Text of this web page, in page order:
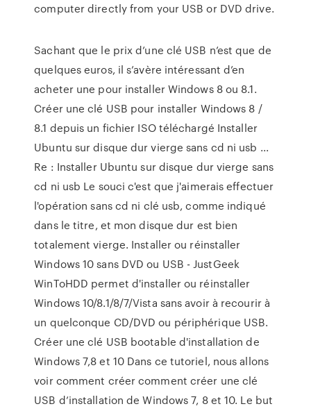
computer directly from your USB or DVD drive.
Sachant que le prix d’une clé USB n’est que de
quelques euros, il s’avère intéressant d’en
acheter une pour installer Windows 8 ou 8.1.
Créer une clé USB pour installer Windows 8 /
8.1 depuis un fichier ISO téléchargé Installer
Ubuntu sur disque dur vierge sans cd ni usb ...
Re : Installer Ubuntu sur disque dur vierge sans
cd ni usb Le souci c'est que j'aimerais effectuer
l'opération sans cd ni clé usb, comme indiqué
dans le titre, et mon disque dur est bien
totalement vierge. Installer ou réinstaller
Windows 10 sans DVD ou USB - JustGeek
WinToHDD permet d'installer ou réinstaller
Windows 10/8.1/8/7/Vista sans avoir à recourir à
un quelconque CD/DVD ou périphérique USB.
Créer une clé USB bootable d'installation de
Windows 7,8 et 10 Dans ce tutoriel, nous allons
voir comment créer comment créer une clé
USB d’installation de Windows 7, 8 et 10. Le but